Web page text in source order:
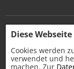
Diese
Cookies werden
verwendet und
machen. Zur